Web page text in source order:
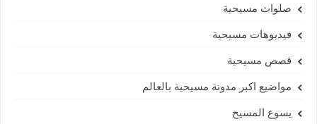
صلوات مسيحية
فيديوهات مسيحية
قصص مسيحية
مواضيع اكبر مدونة مسيحية بالعالم
يسوع المسيح